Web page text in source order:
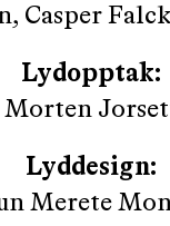
Casper
Lydopptak:
Morten
Lyddesign:
Merete